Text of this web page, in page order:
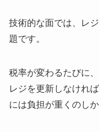
技術的な面では、レ
題です。
税率が変わるたびに
レジを更新しなけれ
には負担が重くのしか